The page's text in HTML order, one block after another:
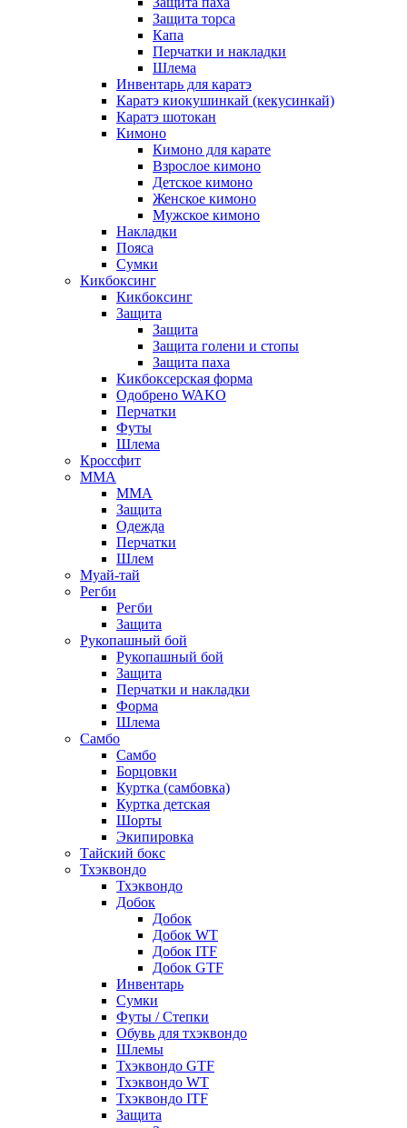
Защита торса
Капа
Перчатки и накладки
Шлема
Инвентарь для каратэ
Каратэ киокушинкай (кекусинкай)
Каратэ шотокан
Кимоно
Кимоно для карате
Взрослое кимоно
Детское кимоно
Женское кимоно
Мужское кимоно
Накладки
Пояса
Сумки
Кикбоксинг
Кикбоксинг
Защита
Защита
Защита голени и стопы
Защита паха
Кикбоксерская форма
Одобрено WAKO
Перчатки
Футы
Шлема
Кроссфит
ММА
ММА
Защита
Одежда
Перчатки
Шлем
Муай-тай
Регби
Регби
Защита
Рукопашный бой
Рукопашный бой
Защита
Перчатки и накладки
Форма
Шлема
Самбо
Самбо
Борцовки
Куртка (самбовка)
Куртка детская
Шорты
Экипировка
Тайский бокс
Тхэквондо
Тхэквондо
Добок
Добок
Добок WT
Добок ITF
Добок GTF
Инвентарь
Сумки
Футы / Степки
Обувь для тхэквондо
Шлемы
Тхэквондо GTF
Тхэквондо WT
Тхэквондо ITF
Защита